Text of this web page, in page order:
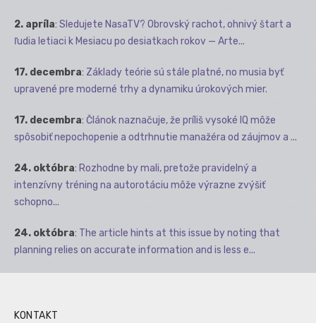
2. apríla: Sledujete NasaTV? Obrovský rachot, ohnivý štart a
ľudia letiaci k Mesiacu po desiatkach rokov — Arte...
17. decembra: Základy teórie sú stále platné, no musia byť
upravené pre moderné trhy a dynamiku úrokových mier.
17. decembra: Článok naznačuje, že príliš vysoké IQ môže
spôsobiť nepochopenie a odtrhnutie manažéra od záujmov a ...
24. októbra: Rozhodne by mali, pretože pravidelný a
intenzívny tréning na autorotáciu môže výrazne zvýšiť
schopno...
24. októbra: The article hints at this issue by noting that
planning relies on accurate information and is less e...
KONTAKT